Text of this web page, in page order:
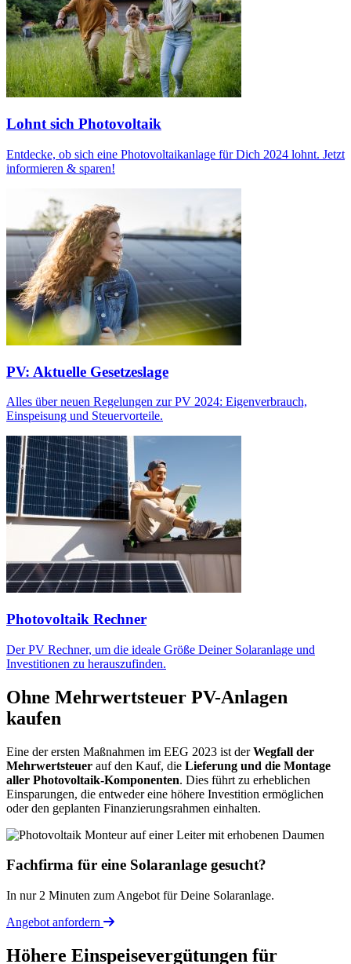
Lohnt sich Photovoltaik
Entdecke, ob sich eine Photovoltaikanlage für Dich 2024 lohnt. Jetzt
informieren & sparen!
PV: Aktuelle Gesetzeslage
Alles über neuen Regelungen zur PV 2024: Eigenverbrauch,
Einspeisung und Steuervorteile.
Photovoltaik Rechner
Der PV Rechner, um die ideale Größe Deiner Solaranlage und
Investitionen zu herauszufinden.
Ohne Mehrwertsteuer PV-Anlagen
kaufen
Eine der ersten Maßnahmen im EEG 2023 ist derWegfall der
Mehrwertsteuer auf den Kauf, die Lieferung und die Montage
aller Photovoltaik-Komponenten. Dies führt zu erheblichen
Einsparungen, die entweder eine höhere Investition ermöglichen
oder den geplanten Finanzierungsrahmen einhalten.
Fachfirma für eine Solaranlage gesucht?
In nur 2 Minuten zum Angebot für Deine Solaranlage.
Angebot anfordern
Höhere Einspeisevergütungen für